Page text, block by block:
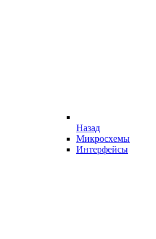
Назад
Микросхемы
Интерфейсы